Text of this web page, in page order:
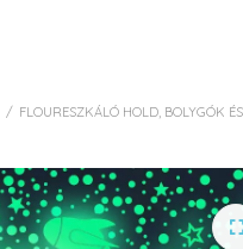
/ FLOURESZKÁLÓ HOLD, BOLYGÓK